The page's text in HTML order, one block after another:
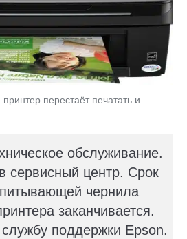
перестаёт печатать и
обслуживание.
сервисный центр. Срок
чернила
заканчивается.
поддержки Epson.